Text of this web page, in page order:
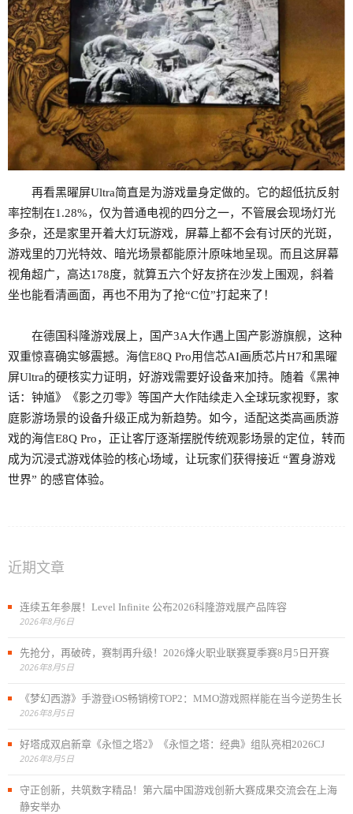
再看黑曜屏Ultra简直是为游戏量身定做的。它的超低抗反射
率控制在1.28%，仅为普通电视的四分之一，不管展会现场灯光
多杂，还是家里开着大灯玩游戏，屏幕上都不会有讨厌的光斑，
游戏里的刀光特效、暗光场景都能原汁原味地呈现。而且这屏幕
视角超广，高达178度，就算五六个好友挤在沙发上围观，斜着
坐也能看清画面，再也不用为了抢“C位”打起来了！
在德国科隆游戏展上，国产3A大作遇上国产影游旗舰，这种
双重惊喜确实够震撼。海信E8Q Pro用信芯AI画质芯片H7和黑曜
屏Ultra的硬核实力证明，好游戏需要好设备来加持。随着《黑神
话：钟馗》《影之刃零》等国产大作陆续走入全球玩家视野，家
庭影游场景的设备升级正成为新趋势。如今，适配这类高画质游
戏的海信E8Q Pro，正让客厅逐渐摆脱传统观影场景的定位，转而
成为沉浸式游戏体验的核心场域，让玩家们获得接近 “置身游戏
世界” 的感官体验。
近期文章
连续五年参展！Level Infinite 公布2026科隆游戏展产品阵容
2026年8月6日
先抢分，再破砖，赛制再升级！2026烽火职业联赛夏季赛8月5日开赛
2026年8月5日
《梦幻西游》手游登iOS畅销榜TOP2：MMO游戏照样能在当今逆势生长
2026年8月5日
好塔成双启新章《永恒之塔2》《永恒之塔：经典》组队亮相2026CJ
2026年8月5日
守正创新，共筑数字精品！第六届中国游戏创新大赛成果交流会在上海
静安举办